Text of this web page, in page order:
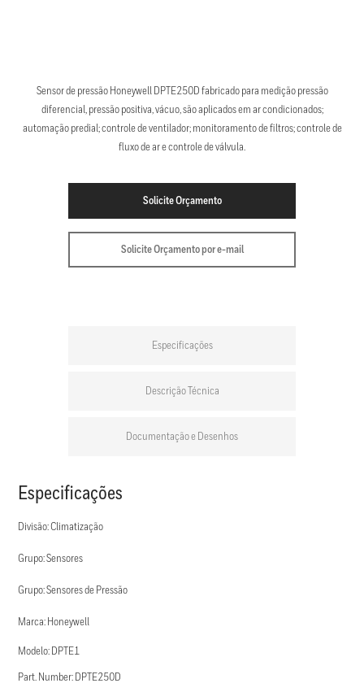
Sensor de pressão Honeywell DPTE250D fabricado para medição pressão
diferencial, pressão positiva, vácuo, são aplicados em ar condicionados;
automação predial; controle de ventilador; monitoramento de filtros; controle de
fluxo de ar e controle de válvula.
Solicite Orçamento
Solicite Orçamento por e-mail
Especificações
Descrição Técnica
Documentação e Desenhos
Especificações
Divisão: Climatização
Grupo: Sensores
Grupo: Sensores de Pressão
Marca: Honeywell
Modelo: DPTE1
Part. Number: DPTE250D